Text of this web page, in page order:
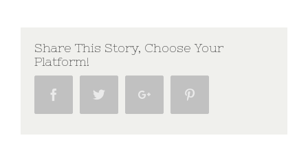
Share This Story, Choose Your
Platform!
Facebook Twitter Google+